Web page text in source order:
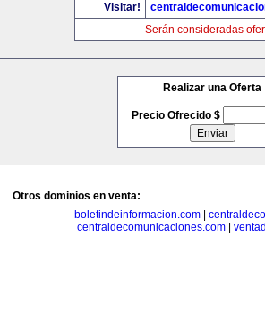
Visitar!
Serán consideradas
Realizar una Oferta
Precio Ofrecido $
Otros dominios en venta:
boletindeinformacion.com|
centraldecomunicaciones.com|